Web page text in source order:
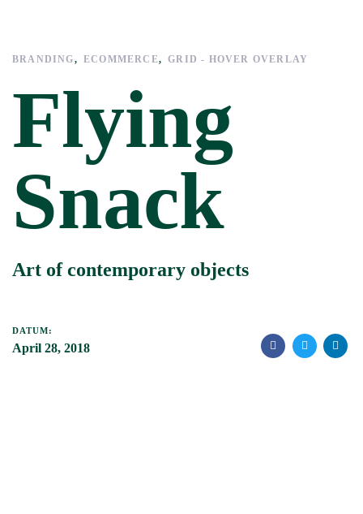
Navigation
Zum
Inhalt
springen
BRANDING ECOMMERCE GRID - HOVER OVERLAY
Flying
Snack
Art of contemporary objects
DATUM:
April 28, 2018